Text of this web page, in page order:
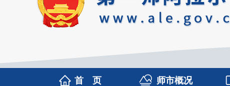
首 页 师市概况